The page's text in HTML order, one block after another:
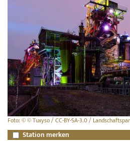
Foto: © © Tuxyso / CC-BY-SA-3.0 /
Station merken